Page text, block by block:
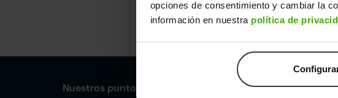
opciones de consentimiento y cambiar la
información en nuestra política de
Dimensiones y otros datos
Largo
Ancho
1,82m
Nuestros puntos de venta Clicars: